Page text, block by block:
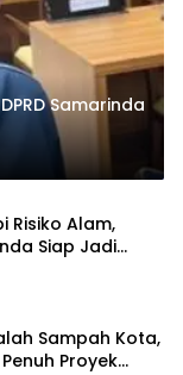
Samarinda
Risiko Alam,
Siap Jadi
Sampah Kota,
Proyek